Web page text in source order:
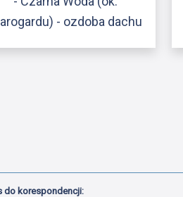
- ozdoba dachu
do korespondencji: